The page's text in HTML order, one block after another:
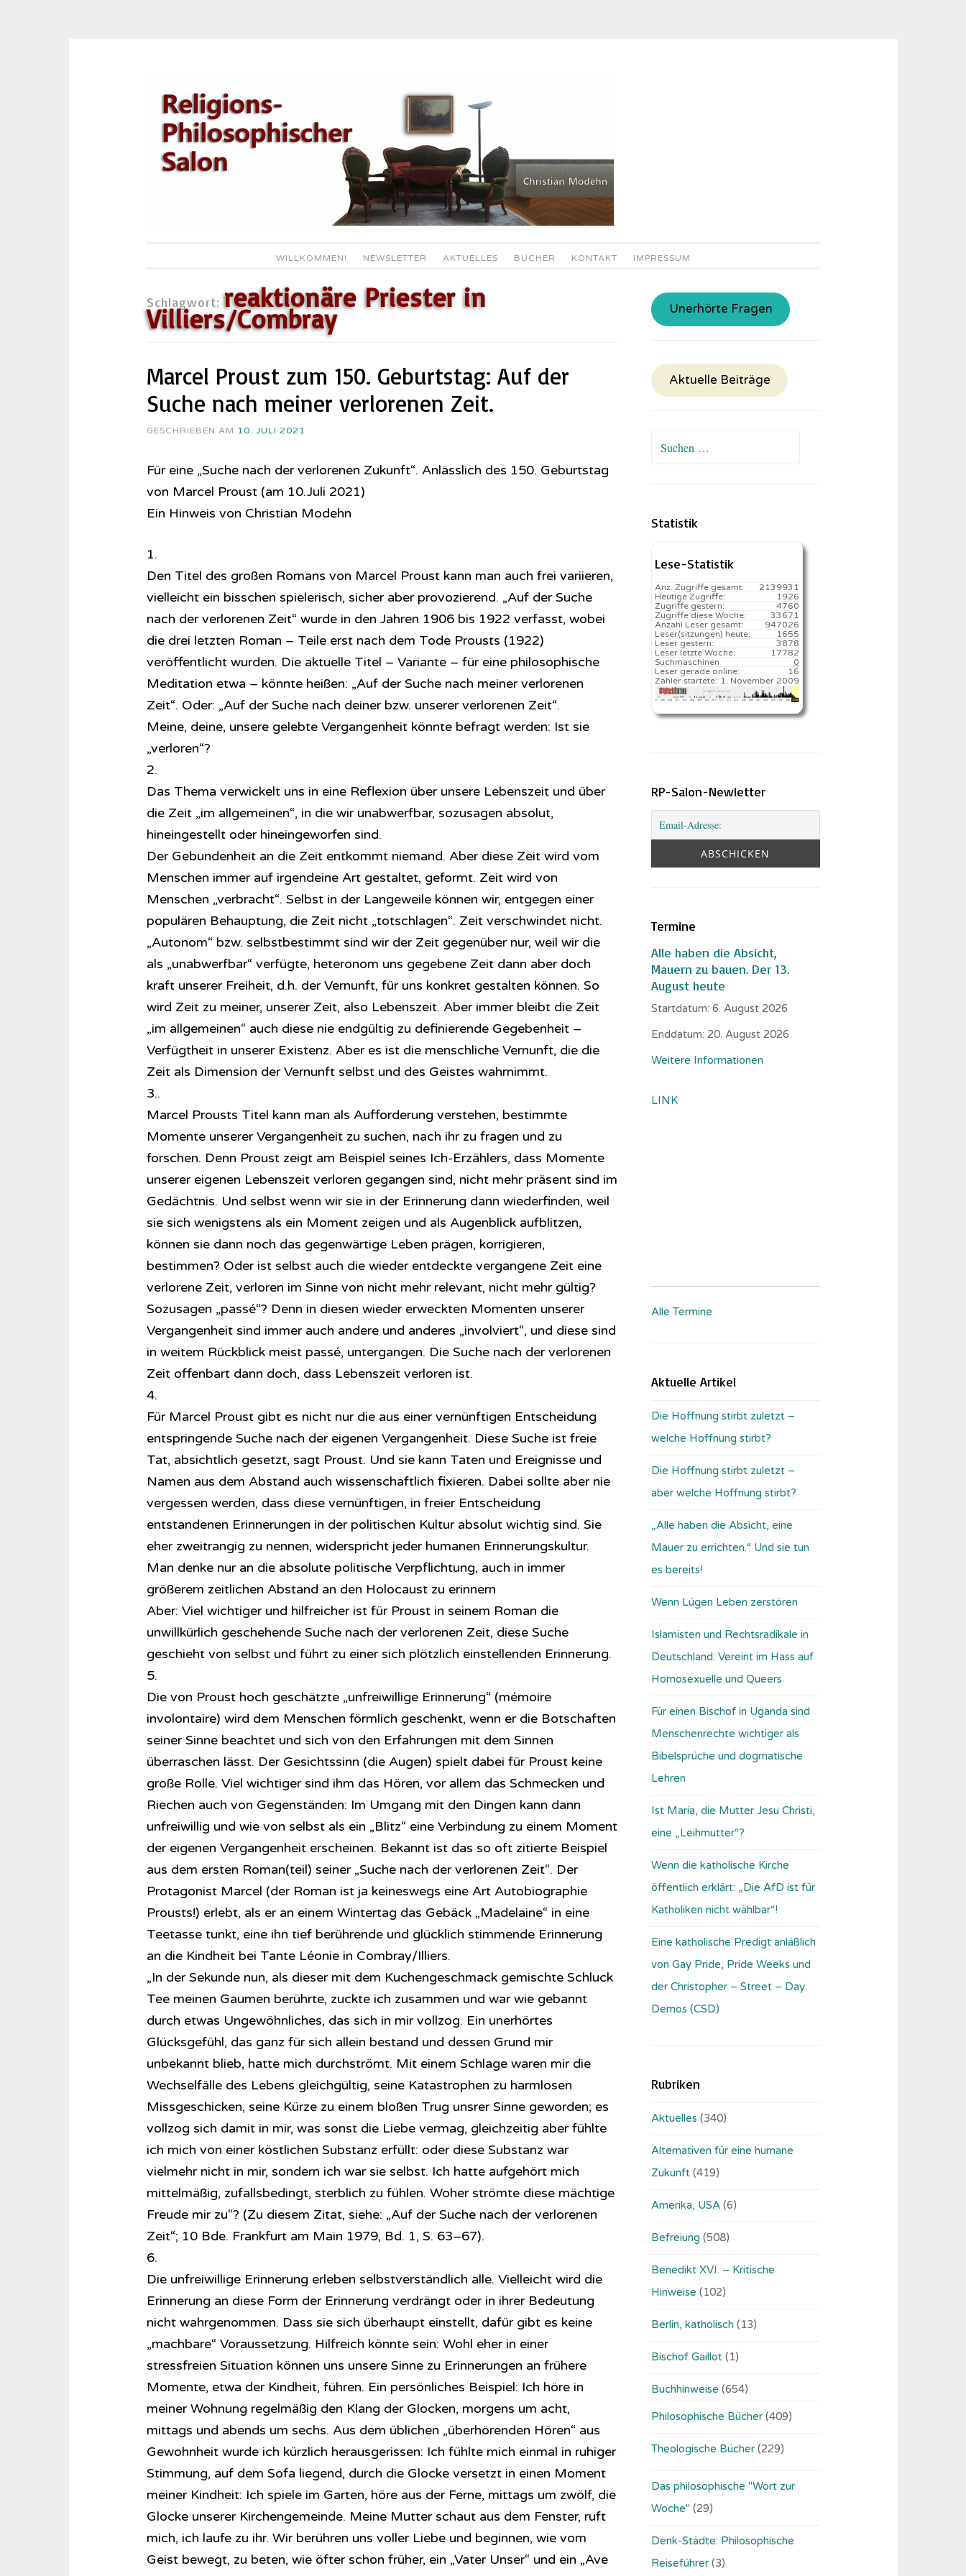
Inhalt
springen
WILLKOMMEN! NEWSLETTER AKTUELLES BÜCHER KONTAKT IMPRESSUM
Schlagwort: reaktionäre Priester in
Villiers/Combray
Marcel Proust zum 150. Geburtstag: Auf der
Suche nach meiner verlorenen Zeit.
GESCHRIEBEN AM 10. JULI 2021
Für eine „Suche nach der verlorenen Zukunft“. Anlässlich des 150. Geburtstag
von Marcel Proust (am 10.Juli 2021)
Ein Hinweis von Christian Modehn
1.
Den Titel des großen Romans von Marcel Proust kann man auch frei variieren,
vielleicht ein bisschen spielerisch, sicher aber provozierend. „Auf der Suche
nach der verlorenen Zeit“ wurde in den Jahren 1906 bis 1922 verfasst, wobei
die drei letzten Roman – Teile erst nach dem Tode Prousts (1922)
veröffentlicht wurden. Die aktuelle Titel – Variante – für eine philosophische
Meditation etwa – könnte heißen: „Auf der Suche nach meiner verlorenen
Zeit“. Oder: „Auf der Suche nach deiner bzw. unserer verlorenen Zeit“.
Meine, deine, unsere gelebte Vergangenheit könnte befragt werden: Ist sie
„verloren“?
2.
Das Thema verwickelt uns in eine Reflexion über unsere Lebenszeit und über
die Zeit „im allgemeinen“, in die wir unabwerfbar, sozusagen absolut,
hineingestellt oder hineingeworfen sind.
Der Gebundenheit an die Zeit entkommt niemand. Aber diese Zeit wird vom
Menschen immer auf irgendeine Art gestaltet, geformt. Zeit wird von
Menschen „verbracht“. Selbst in der Langeweile können wir, entgegen einer
populären Behauptung, die Zeit nicht „totschlagen“. Zeit verschwindet nicht.
„Autonom“ bzw. selbstbestimmt sind wir der Zeit gegenüber nur, weil wir die
als „unabwerfbar“ verfügte, heteronom uns gegebene Zeit dann aber doch
kraft unserer Freiheit, d.h. der Vernunft, für uns konkret gestalten können. So
wird Zeit zu meiner, unserer Zeit, also Lebenszeit. Aber immer bleibt die Zeit
„im allgemeinen“ auch diese nie endgültig zu definierende Gegebenheit –
Verfügtheit in unserer Existenz. Aber es ist die menschliche Vernunft, die die
Zeit als Dimension der Vernunft selbst und des Geistes wahrnimmt.
3..
Marcel Prousts Titel kann man als Aufforderung verstehen, bestimmte
Momente unserer Vergangenheit zu suchen, nach ihr zu fragen und zu
forschen. Denn Proust zeigt am Beispiel seines Ich-Erzählers, dass Momente
unserer eigenen Lebenszeit verloren gegangen sind, nicht mehr präsent sind im
Gedächtnis. Und selbst wenn wir sie in der Erinnerung dann wiederfinden, weil
sie sich wenigstens als ein Moment zeigen und als Augenblick aufblitzen,
können sie dann noch das gegenwärtige Leben prägen, korrigieren,
bestimmen? Oder ist selbst auch die wieder entdeckte vergangene Zeit eine
verlorene Zeit, verloren im Sinne von nicht mehr relevant, nicht mehr gültig?
Sozusagen „passé“? Denn in diesen wieder erweckten Momenten unserer
Vergangenheit sind immer auch andere und anderes „involviert“, und diese sind
in weitem Rückblick meist passé, untergangen. Die Suche nach der verlorenen
Zeit offenbart dann doch, dass Lebenszeit verloren ist.
4.
Für Marcel Proust gibt es nicht nur die aus einer vernünftigen Entscheidung
entspringende Suche nach der eigenen Vergangenheit. Diese Suche ist freie
Tat, absichtlich gesetzt, sagt Proust. Und sie kann Taten und Ereignisse und
Namen aus dem Abstand auch wissenschaftlich fixieren. Dabei sollte aber nie
vergessen werden, dass diese vernünftigen, in freier Entscheidung
entstandenen Erinnerungen in der politischen Kultur absolut wichtig sind. Sie
eher zweitrangig zu nennen, widerspricht jeder humanen Erinnerungskultur.
Man denke nur an die absolute politische Verpflichtung, auch in immer
größerem zeitlichen Abstand an den Holocaust zu erinnern
Aber: Viel wichtiger und hilfreicher ist für Proust in seinem Roman die
unwillkürlich geschehende Suche nach der verlorenen Zeit, diese Suche
geschieht von selbst und führt zu einer sich plötzlich einstellenden Erinnerung.
5.
Die von Proust hoch geschätzte „unfreiwillige Erinnerung“ (mémoire
involontaire) wird dem Menschen förmlich geschenkt, wenn er die Botschaften
seiner Sinne beachtet und sich von den Erfahrungen mit dem Sinnen
überraschen lässt. Der Gesichtssinn (die Augen) spielt dabei für Proust keine
große Rolle. Viel wichtiger sind ihm das Hören, vor allem das Schmecken und
Riechen auch von Gegenständen: Im Umgang mit den Dingen kann dann
unfreiwillig und wie von selbst als ein „Blitz“ eine Verbindung zu einem Moment
der eigenen Vergangenheit erscheinen. Bekannt ist das so oft zitierte Beispiel
aus dem ersten Roman(teil) seiner „Suche nach der verlorenen Zeit“. Der
Protagonist Marcel (der Roman ist ja keineswegs eine Art Autobiographie
Prousts!) erlebt, als er an einem Wintertag das Gebäck „Madelaine“ in eine
Teetasse tunkt, eine ihn tief berührende und glücklich stimmende Erinnerung
an die Kindheit bei Tante Léonie in Combray/Illiers.
„In der Sekunde nun, als dieser mit dem Kuchengeschmack gemischte Schluck
Tee meinen Gaumen berührte, zuckte ich zusammen und war wie gebannt
durch etwas Ungewöhnliches, das sich in mir vollzog. Ein unerhörtes
Glücksgefühl, das ganz für sich allein bestand und dessen Grund mir
unbekannt blieb, hatte mich durchströmt. Mit einem Schlage waren mir die
Wechselfälle des Lebens gleichgültig, seine Katastrophen zu harmlosen
Missgeschicken, seine Kürze zu einem bloßen Trug unsrer Sinne geworden; es
vollzog sich damit in mir, was sonst die Liebe vermag, gleichzeitig aber fühlte
ich mich von einer köstlichen Substanz erfüllt: oder diese Substanz war
vielmehr nicht in mir, sondern ich war sie selbst. Ich hatte aufgehört mich
mittelmäßig, zufallsbedingt, sterblich zu fühlen. Woher strömte diese mächtige
Freude mir zu“? (Zu diesem Zitat, siehe: „Auf der Suche nach der verlorenen
Zeit“; 10 Bde. Frankfurt am Main 1979, Bd. 1, S. 63–67).
6.
Die unfreiwillige Erinnerung erleben selbstverständlich alle. Vielleicht wird die
Erinnerung an diese Form der Erinnerung verdrängt oder in ihrer Bedeutung
nicht wahrgenommen. Dass sie sich überhaupt einstellt, dafür gibt es keine
„machbare“ Voraussetzung. Hilfreich könnte sein: Wohl eher in einer
stressfreien Situation können uns unsere Sinne zu Erinnerungen an frühere
Momente, etwa der Kindheit, führen. Ein persönliches Beispiel: Ich höre in
meiner Wohnung regelmäßig den Klang der Glocken, morgens um acht,
mittags und abends um sechs. Aus dem üblichen „überhörenden Hören“ aus
Gewohnheit wurde ich kürzlich herausgerissen: Ich fühlte mich einmal in ruhiger
Stimmung, auf dem Sofa liegend, durch die Glocke versetzt in einen Moment
meiner Kindheit: Ich spiele im Garten, höre aus der Ferne, mittags um zwölf, die
Glocke unserer Kirchengemeinde. Meine Mutter schaut aus dem Fenster, ruft
mich, ich laufe zu ihr. Wir berühren uns voller Liebe und beginnen, wie vom
Geist bewegt, zu beten, wie öfter schon früher, ein „Vater Unser“ und ein „Ave
Unerhörte Fragen
Aktuelle Beiträge
Suchen
Statistik
Lese-Statistik
2139931
Anz. Zugriffe gesamt:
1926
Heutige Zugriffe:
4760
Zugriffe gestern:
33671
Zugriffe diese Woche:
947026
Anzahl Leser gesamt:
1655️
Leser(sitzungen) heute:
3878
Leser gestern:
17782️
Leser letzte Woche:
0
Suchmaschinen
16
Leser gerade online:
1. November 2009
Zähler startete:
RP-Salon-Newletter
Termine
Alle haben die Absicht,
Mauern zu bauen. Der 13.
August heute
Startdatum:6. August 2026
Enddatum: 20. August 2026
Weitere Informationen
LINK
Alle Termine
Aktuelle Artikel
Die Hoffnung stirbt zuletzt –
welche Hoffnung stirbt?
Die Hoffnung stirbt zuletzt –
aber welche Hoffnung stirbt?
„Alle haben die Absicht, eine
Mauer zu errichten.“ Und sie tun
es bereits!
Wenn Lügen Leben zerstören
Islamisten und Rechtsradikale in
Deutschland: Vereint im Hass auf
Homosexuelle und Queers
Für einen Bischof in Uganda sind
Menschenrechte wichtiger als
Bibelsprüche und dogmatische
Lehren
Ist Maria, die Mutter Jesu Christi,
eine „Leihmutter“?
Wenn die katholische Kirche
öffentlich erklärt: „Die AfD ist für
Katholiken nicht wählbar“!
Eine katholische Predigt anläßlich
von Gay Pride, Pride Weeks und
der Christopher – Street – Day
Demos (CSD)
Rubriken
Aktuelles (340)
Alternativen für eine humane
Zukunft (419)
Amerika, USA (6)
Befreiung (508)
Benedikt XVI. – Kritische
Hinweise (102)
Berlin, katholisch (13)
Bischof Gaillot (1)
Buchhinweise (654)
Philosophische Bücher (409)
Theologische Bücher (229)
Das philosophische "Wort zur
Woche" (29)
Denk-Städte: Philosophische
Reiseführer (3)